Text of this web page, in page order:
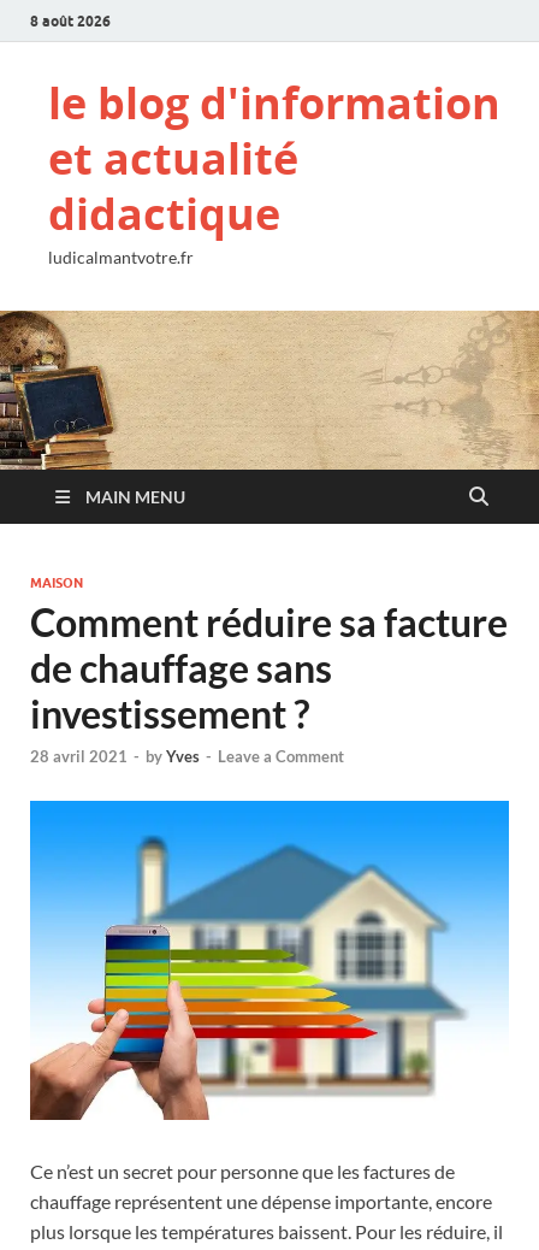
8 août 2026
le blog d'information
et actualité
didactique
ludicalmantvotre.fr
MAIN MENU
MAISON
Comment réduire sa facture
de chauffage sans
investissement ?
28 avril 2021 - byYves - Leave a Comment
Ce n’est un secret pour personne que les factures de
chauffage représentent une dépense importante, encore
plus lorsque les températures baissent. Pour les réduire, il